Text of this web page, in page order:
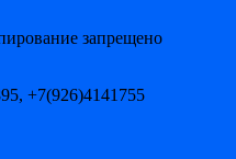
запрещено
+7(926)4141755